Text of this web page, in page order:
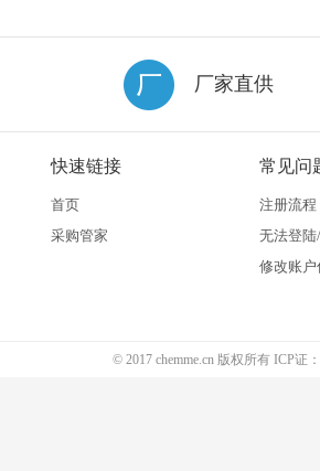
厂家直供
快速链接
首页
采购管家
常见问
注册流程
无法登
修改账户
© 2017 chemme.cn 版权所有 ICP证：